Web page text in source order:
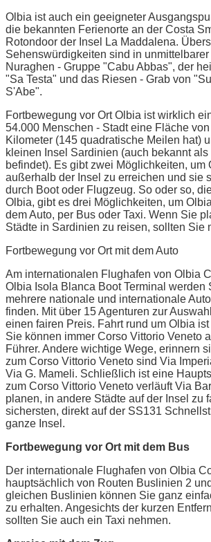
Olbia ist auch ein geeigneter
die bekannten Ferienorte an der Costa
Rotondoor der Insel La Maddalena.
Sehenswürdigkeiten sind in
Nuraghen - Gruppe "Cabu Abbas", der
"Sa Testa" und das Riesen - Grab von
S'Abe".
Fortbewegung vor Ort Olbia ist wirklich
54.000 Menschen - Stadt eine Fläche
Kilometer (145 quadratische Meilen hat)
kleinen Insel Sardinien (auch bekannt
befindet). Es gibt zwei Möglichkeiten, um
außerhalb der Insel zu erreichen und sie
durch Boot oder Flugzeug. So oder so,
Olbia, gibt es drei Möglichkeiten, um
dem Auto, per Bus oder Taxi. Wenn Sie
Städte in Sardinien zu reisen, sollten Sie
Fortbewegung vor Ort mit dem Auto
Am internationalen Flughafen von Olbia
Olbia Isola Blanca Boot Terminal werden
mehrere nationale und internationale
finden. Mit über 15 Agenturen zur
einen fairen Preis. Fahrt rund um Olbia
Sie können immer Corso Vittorio Veneto
Führer. Andere wichtige Wege, erinnern
zum Corso Vittorio Veneto sind Via
Via G. Mameli. Schließlich ist eine
zum Corso Vittorio Veneto verläuft Via
planen, in andere Städte auf der Insel zu
sichersten, direkt auf der SS131
ganze Insel.
Fortbewegung vor Ort mit dem Bus
Der internationale Flughafen von Olbia
hauptsächlich von Routen Buslinien 2
gleichen Buslinien können Sie ganz
zu erhalten. Angesichts der kurzen
sollten Sie auch ein Taxi nehmen.